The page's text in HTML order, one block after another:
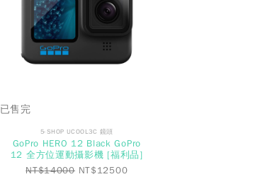
已售完
5-SHOP UCOOL3C 鏡頭
GoPro HERO 12 Black GoPro
12 全方位運動攝影機 [福利品]
NT$14000 NT$12500